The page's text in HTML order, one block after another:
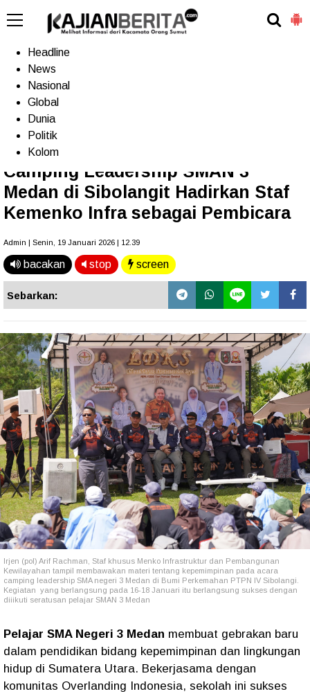
Home
Headline
News
Nasional
Global
Dunia
Politik
Kolom
Terkini
Camping Leadership SMAN 3
Medan di Sibolangit Hadirkan Staf
Kemenko Infra sebagai Pembicara
Admin | Senin, 19 Januari 2026 | 12.39
bacakan stop screen
Sebarkan:
Irjen (pol) Arif Rachman, Staf khusus Menko Infrastruktur dan Pembangunan
Kewilayahan tampil membawakan materi tentang kepemimpinan pada acara
camping leadership SMA negeri 3 Medan di Bumi Perkemahan PTPN IV Sibolangi.
Kegiatan yang berlangsung pada 16-18 Januari itu berlangsung sukses dengan
diiikuti seratusan pelajar SMAN 3 Medan
Pelajar SMA Negeri 3 Medan membuat gebrakan baru
dalam pendidikan bidang kepemimpinan dan lingkungan
hidup di Sumatera Utara. Bekerjasama dengan
komunitas Overlanding Indonesia, sekolah ini sukses